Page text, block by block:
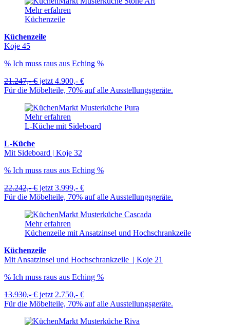
Mehr erfahren
Küchenzeile
Küchenzeile
Koje 45
% Ich muss raus aus Eching %
21.247,- € jetzt 4.900,- €
Für die Möbelteile, 70% auf alle Ausstellungsgeräte.
Mehr erfahren
L-Küche mit Sideboard
L-Küche
Mit Sideboard | Koje 32
% Ich muss raus aus Eching %
22.242,- € jetzt 3.999,- €
Für die Möbelteile, 70% auf alle Ausstellungsgeräte.
Mehr erfahren
Küchenzeile mit Ansatzinsel und Hochschrankzeile
Küchenzeile
Mit Ansatzinsel und Hochschrankzeile | Koje 21
% Ich muss raus aus Eching %
13.930,- € jetzt 2.750,- €
Für die Möbelteile, 70% auf alle Ausstellungsgeräte.